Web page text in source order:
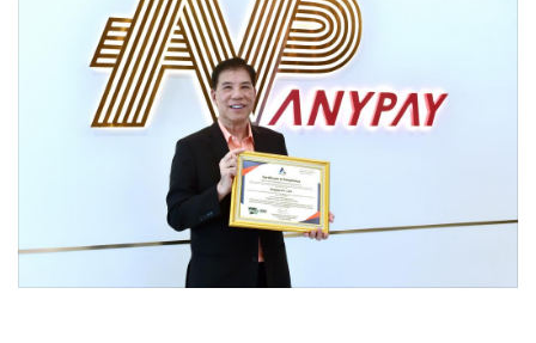
Good health & Well-being
Green Innovation & SD
Management & HR
• การเมือง
• ท่องเที่ยว